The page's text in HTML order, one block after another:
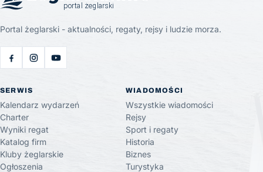
Portal żeglarski - aktualności, regaty, rejsy i ludzie morza.
SERWIS
Kalendarz wydarzeń
Charter
Wyniki regat
Katalog firm
Kluby żeglarskie
Ogłoszenia
WIADOMOŚCI
Wszystkie wiadomości
Rejsy
Sport i regaty
Historia
Biznes
Turystyka